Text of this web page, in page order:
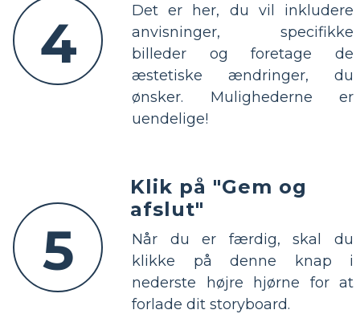
4
Det er her, du vil inkludere
anvisninger, specifikke
billeder og foretage de
æstetiske ændringer, du
ønsker. Mulighederne er
uendelige!
5
Klik på "Gem og
afslut"
Når du er færdig, skal du
klikke på denne knap i
nederste højre hjørne for at
forlade dit storyboard.